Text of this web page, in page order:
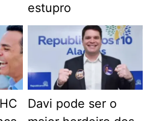
estupro
Davi pode ser o